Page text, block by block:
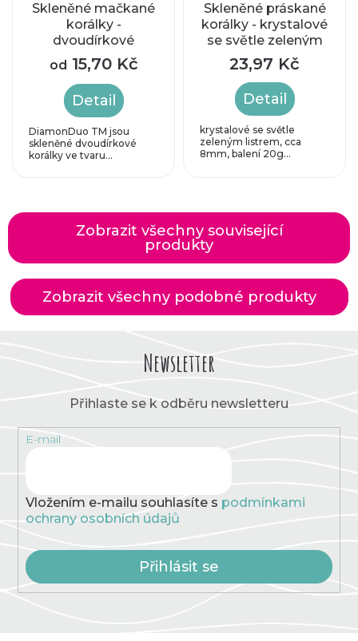
Skleněné mačkané
korálky -
dvoudírkové
DIAMONDUO™
5x8mm - světle
zelené
od 15,70 Kč
Detail
DiamonDuo TM jsou
skleněné dvoudírkové
korálky ve tvaru...
Skleněné práskané
korálky - krystalové
se světle zeleným
listrem, cca 8mm
23,97 Kč
Detail
krystalové se světle
zeleným listrem, cca
8mm, balení 20g...
Zobrazit všechny související
produkty
Zobrazit všechny podobné produkty
Newsletter
Přihlaste se k odběru newsletteru
E-mail
Vložením e-mailu souhlasíte s podmínkami
ochrany osobních údajů
Přihlásit se